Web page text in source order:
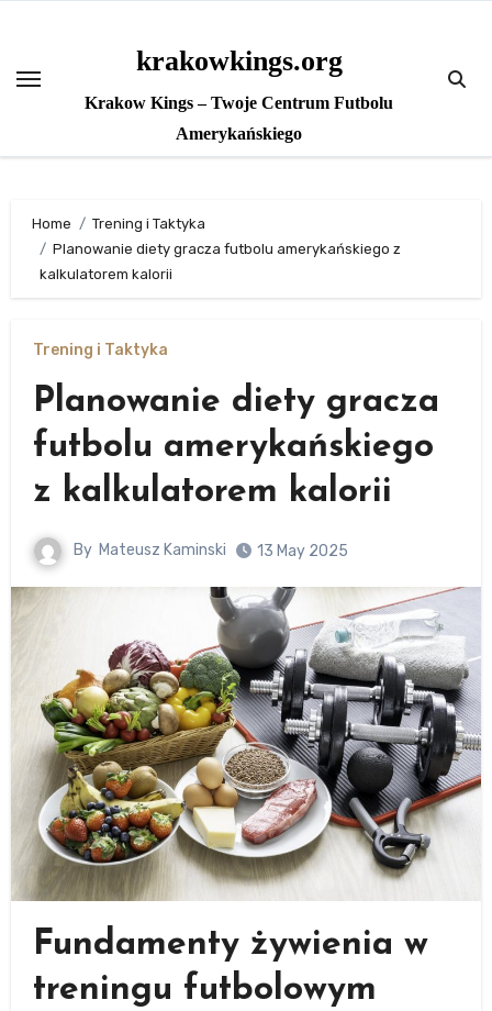
content
krakowkings.org
Krakow Kings – Twoje Centrum Futbolu
Amerykańskiego
Home
Trening i Taktyka
Planowanie diety gracza futbolu amerykańskiego z
kalkulatorem kalorii
Trening i Taktyka
Planowanie diety gracza
futbolu amerykańskiego
z kalkulatorem kalorii
By Mateusz Kaminski 13 May 2025
Fundamenty żywienia w
treningu futbolowym